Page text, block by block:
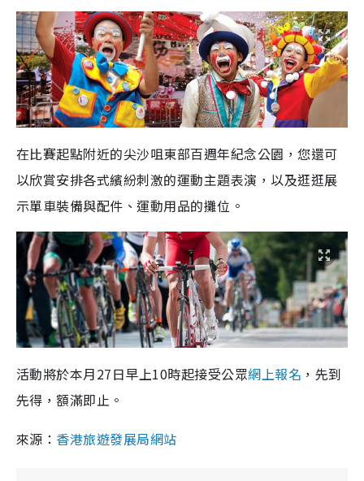
在比賽起點附近的尖沙咀東部百週年紀念公園，您還可
以欣賞安排各式繽紛刺激的運動主題表演，以及逛逛展
示單車裝備與配件、運動用品的攤位。
活動將於本月27日早上10時起接受公眾網上報名 ，先到
先得，額滿即止。
來源： 香港旅遊發展局網站